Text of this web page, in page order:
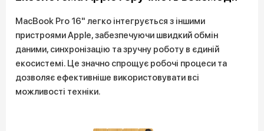
MacBook Pro 16" легко інтегрується з іншими
пристроями Apple, забезпечуючи швидкий обмін
даними, синхронізацію та зручну роботу в єдиній
екосистемі. Це значно спрощує робочі процеси та
дозволяє ефективніше використовувати всі
можливості техніки.